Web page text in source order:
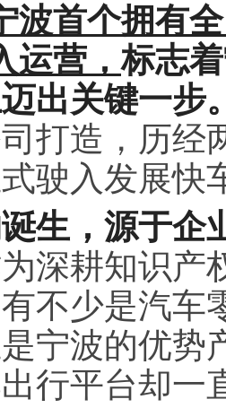
波首个拥有
运营，标志
出关键一步
打造，历经
驶入发展快
生，源于企
深耕知识产
不少是汽车
宁波的优势
行平台却一